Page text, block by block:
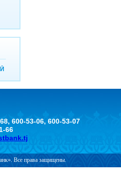
600-53-06, 600-53-07
66
Все права защищены.